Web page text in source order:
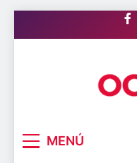
al
MENÚ